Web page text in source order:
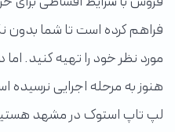
فراهم کرده است تا شما بدون
مورد نظر خود را تهیه کنید.
هنوز به مرحله اجرایی
لپ تاپ استوک در مشهد هستیم